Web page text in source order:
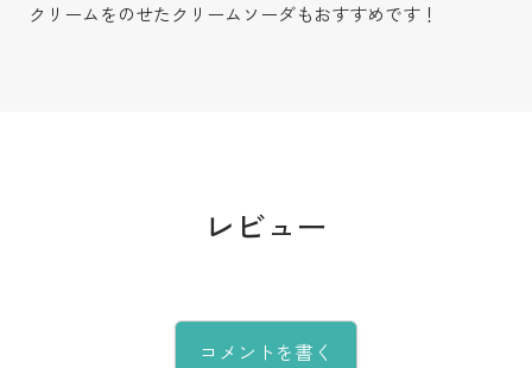
クリームをのせたクリームソーダもおすすめです！
レビュー
コメントを書く